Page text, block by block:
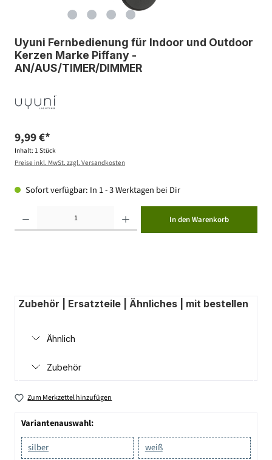
Uyuni Fernbedienung für Indoor und Outdoor
Kerzen Marke Piffany -
AN/AUS/TIMER/DIMMER
9,99 €*
Inhalt: 1 Stück
Preise inkl. MwSt. zzgl. Versandkosten
Sofort verfügbar: In 1 - 3 Werktagen bei Dir
In den Warenkorb
Zubehör | Ersatzteile | Ähnliches | mit bestellen
Ähnlich
Zubehör
Zum Merkzettel hinzufügen
Variantenauswahl:
silber
weiß